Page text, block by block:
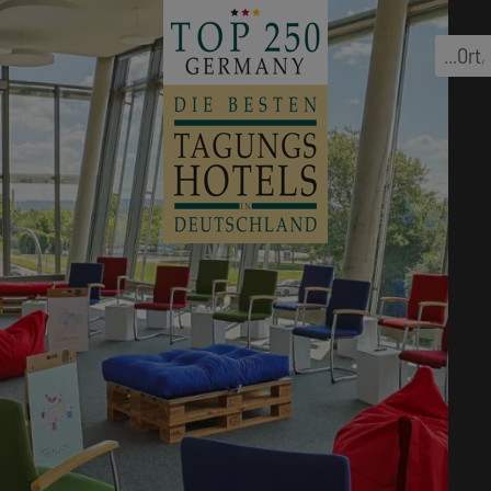
...Ort,